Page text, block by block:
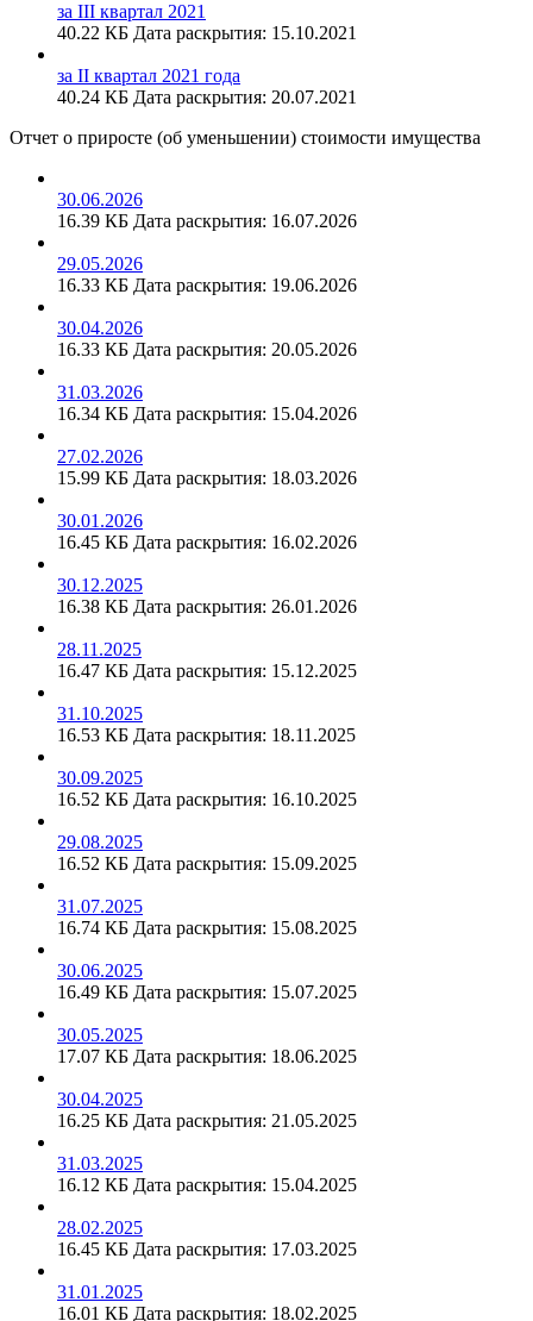
за III квартал 2021
40.22 КБ Дата раскрытия: 15.10.2021
за II квартал 2021 года
40.24 КБ Дата раскрытия: 20.07.2021
Отчет о приросте (об уменьшении) стоимости имущества
30.06.2026
16.39 КБ Дата раскрытия: 16.07.2026
29.05.2026
16.33 КБ Дата раскрытия: 19.06.2026
30.04.2026
16.33 КБ Дата раскрытия: 20.05.2026
31.03.2026
16.34 КБ Дата раскрытия: 15.04.2026
27.02.2026
15.99 КБ Дата раскрытия: 18.03.2026
30.01.2026
16.45 КБ Дата раскрытия: 16.02.2026
30.12.2025
16.38 КБ Дата раскрытия: 26.01.2026
28.11.2025
16.47 КБ Дата раскрытия: 15.12.2025
31.10.2025
16.53 КБ Дата раскрытия: 18.11.2025
30.09.2025
16.52 КБ Дата раскрытия: 16.10.2025
29.08.2025
16.52 КБ Дата раскрытия: 15.09.2025
31.07.2025
16.74 КБ Дата раскрытия: 15.08.2025
30.06.2025
16.49 КБ Дата раскрытия: 15.07.2025
30.05.2025
17.07 КБ Дата раскрытия: 18.06.2025
30.04.2025
16.25 КБ Дата раскрытия: 21.05.2025
31.03.2025
16.12 КБ Дата раскрытия: 15.04.2025
28.02.2025
16.45 КБ Дата раскрытия: 17.03.2025
31.01.2025
16.01 КБ Дата раскрытия: 18.02.2025